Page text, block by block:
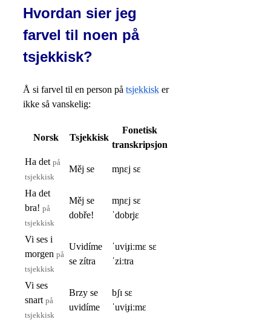
Hvordan sier jeg
farvel til noen på
tsjekkisk?
Å si farvel til en person på tsjekkisk er
ikke så vanskelig:
Norsk Tsjekkisk
Fonetisk
transkripsjon
Ha det på
tsjekkisk
Měj se mɲɛj sɛ
Ha det
bra! på
tsjekkisk
Měj se
dobře!
mɲɛj sɛ
ˈdobr̩jɛ
Vi ses i
morgen på
tsjekkisk
Uvidíme
se zítra
ˈuviɟiːmɛ sɛ
ˈziːtra
Vi ses
snart på
tsjekkisk
Brzy se
uvidíme
bʃɪ sɛ
ˈuviɟiːmɛ